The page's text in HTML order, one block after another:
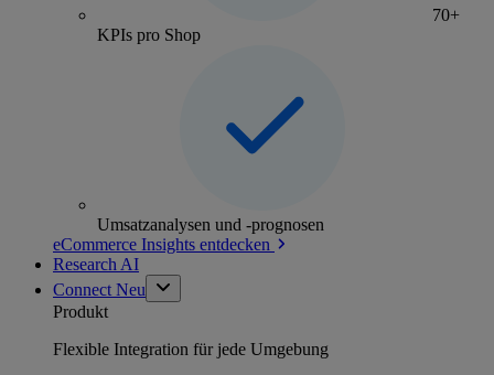
70+
KPIs pro Shop
Umsatzanalysen und -prognosen
eCommerce Insights entdecken
Research AI
Connect Neu
Produkt
Flexible Integration für jede Umgebung